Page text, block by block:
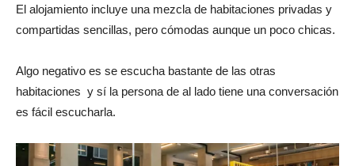
El alojamiento incluye una mezcla de habitaciones privadas y
compartidas sencillas, pero cómodas aunque un poco chicas.
Algo negativo es se escucha bastante de las otras
habitaciones y sí la persona de al lado tiene una conversación
es fácil escucharla.